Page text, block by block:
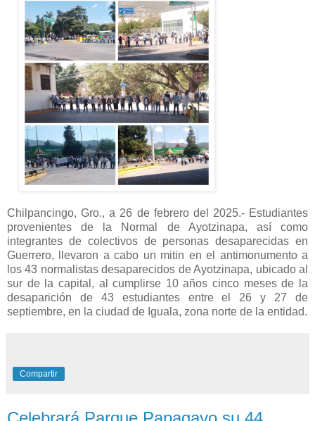
Chilpancingo, Gro., a 26 de febrero del 2025.- Estudiantes
provenientes de la Normal de Ayotzinapa, así como
integrantes de colectivos de personas desaparecidas en
Guerrero, llevaron a cabo un mitin en el antimonumento a
los 43 normalistas desaparecidos de Ayotzinapa, ubicado al
sur de la capital, al cumplirse 10 años cinco meses de la
desaparición de 43 estudiantes entre el 26 y 27 de
septiembre, en la ciudad de Iguala, zona norte de la entidad.
Compartir